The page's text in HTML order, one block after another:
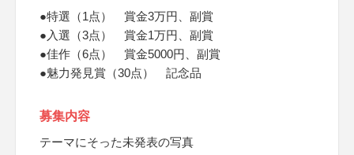
●特選（1点） 賞金3万円、副賞
●入選（3点） 賞金1万円、副賞
●佳作（6点） 賞金5000円、副賞
●魅力発見賞（30点） 記念品
募集内容
テーマにそった未発表の写真